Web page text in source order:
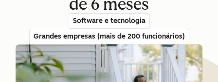
de 6 meses
Software e tecnologia
Grandes empresas (mais de 200 funcionários)